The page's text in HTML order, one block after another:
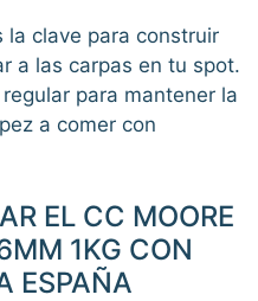
clave para construir
a las carpas en tu spot.
para mantener la
a comer con
EL CC MOORE
1KG CON
ESPAÑA